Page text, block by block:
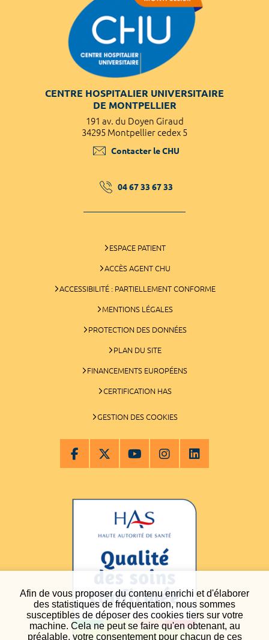
Afin de vous proposer du contenu enrichi et d'élaborer
des statistiques de fréquentation, nous sommes
susceptibles de déposer des cookies tiers sur votre
machine. Cela ne peut se faire qu'en obtenant, au
préalable, votre consentement pour chacun de ces
CENTRE HOSPITALIER UNIVERSITAIRE
DE MONTPELLIER
191 av. du Doyen Giraud
34295 Montpellier cedex 5
Contacter le CHU
04 67 33 67 33
ESPACE PATIENT
ACCÈS AGENT CHU
ACCESSIBILITÉ : PARTIELLEMENT CONFORME
MENTIONS LÉGALES
PROTECTION DES DONNÉES
PLAN DU SITE
FINANCEMENTS EUROPÉENS
CERTIFICATION HAS
GESTION DES COOKIES